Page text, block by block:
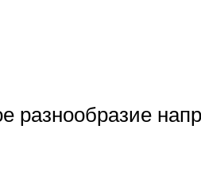
разнообразие